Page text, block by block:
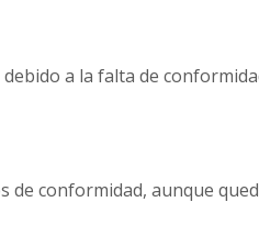
a la falta de
conformidad, aunque